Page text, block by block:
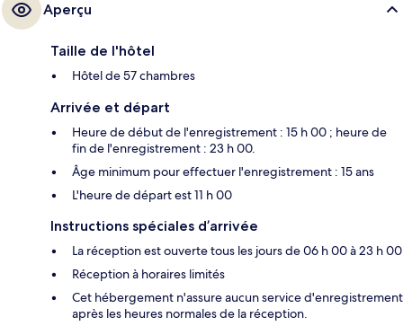
Aperçu
Taille de l'hôtel
Hôtel de 57 chambres
Arrivée et départ
Heure de début de l'enregistrement : 15 h 00 ; heure de
fin de l'enregistrement : 23 h 00.
Âge minimum pour effectuer l'enregistrement : 15 ans
L'heure de départ est 11 h 00
Instructions spéciales d’arrivée
La réception est ouverte tous les jours de 06 h 00 à 23 h 00
Réception à horaires limités
Cet hébergement n'assure aucun service d'enregistrement
après les heures normales de la réception.